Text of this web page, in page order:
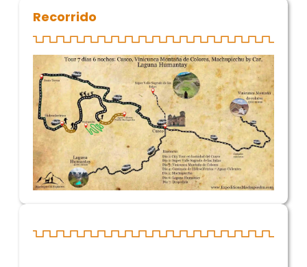
Recorrido